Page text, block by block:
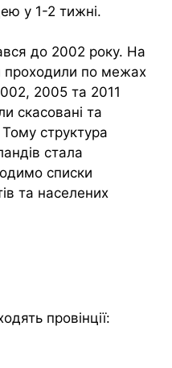
у 1-2 тижні.
до 2002 року. На
проходили по межах
2005 та 2011
скасовані та
Тому структура
стала
списки
та населених
провінції: